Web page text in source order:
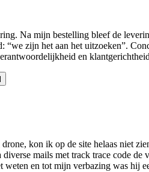
Na mijn bestelling bleef de levering
“we zijn het aan het uitzoeken”.
en
kon ik op de site helaas niet
mails met track trace code
weten en tot mijn verbazing was hij